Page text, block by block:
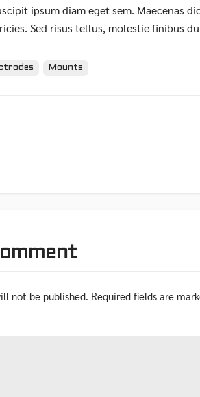
ipsum diam eget sem. Maecenas
Sed risus tellus, molestie finibus
Mounts
not be published. Required fields are